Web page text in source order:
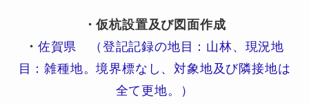
・仮杭設置及び図面作成
・ 佐賀県 （登記記録の地目：山林、現況地
目：雑種地。境界標なし、対象地及び隣接地は
全て更地。）